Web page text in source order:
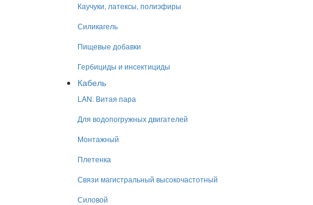
Каучуки, латексы, полиэфиры
Силикагель
Пищевые добавки
Гербициды и инсектициды
Кабель
LAN. Витая пара
Для водопогружных двигателей
Монтажный
Плетенка
Связи магистральный высокочастотный
Силовой